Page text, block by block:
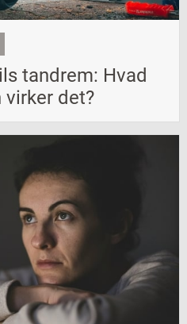
tandrem: Hvad
virker det?